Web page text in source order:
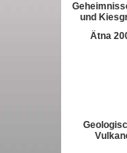
und
Ätna